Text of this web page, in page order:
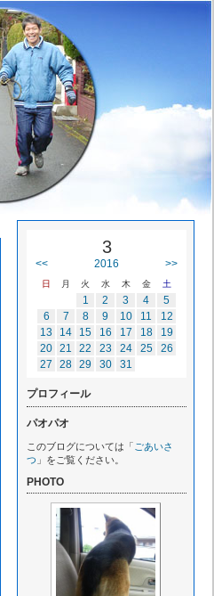
3
<< 2016 >>
日 月 火 水 木 金 土
1 2 3 4
5
6
7 8 9 10 11
12
13
14 15 16 17 18
19
20 21 22 23 24 25
26
27
28 29 30 31
プロフィール
パオパオ
このブログについては「 ごあいさ
つ 」をご覧ください。
PHOTO